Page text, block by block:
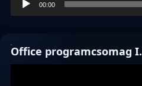
00:00
Office programcsomag I.